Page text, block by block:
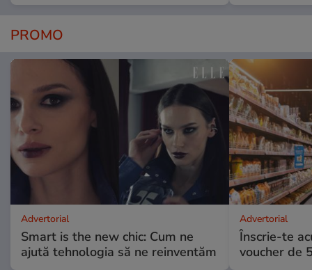
PROMO
Advertorial
Smart is the new chic: Cum ne
ajută tehnologia să ne reinventăm
Advertorial
Înscrie-te
voucher de